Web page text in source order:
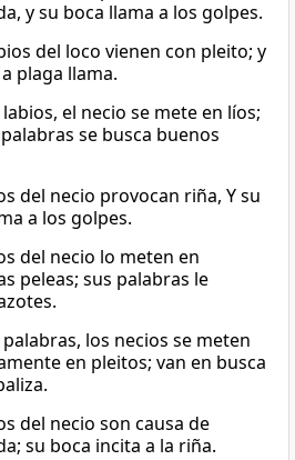
y su boca llama a los golpes.
del loco vienen con pleito; y
plaga llama.
labios, el necio se mete en líos;
se busca buenos
del necio provocan riña, Y su
a los golpes.
del necio lo meten en
peleas; sus palabras le
palabras, los necios se meten
en pleitos; van en busca
del necio son causa de
su boca incita a la riña.